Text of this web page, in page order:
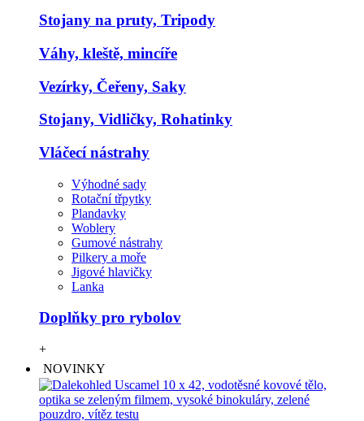
Stojany na pruty, Tripody
Váhy, kleště, mincíře
Vezírky, Čeřeny, Saky
Stojany, Vidličky, Rohatinky
Vláčecí nástrahy
Výhodné sady
Rotační třpytky
Plandavky
Woblery
Gumové nástrahy
Pilkery a moře
Jigové hlavičky
Lanka
Doplňky pro rybolov
+
NOVINKY